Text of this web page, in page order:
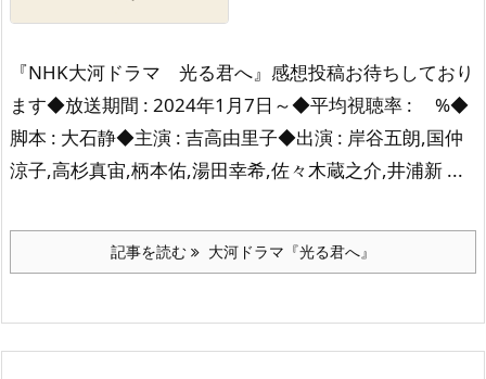
『NHK大河ドラマ 光る君へ』感想投稿お待ちしており
ます◆放送期間 : 2024年1月7日～◆平均視聴率 : %◆
脚本 : 大石静◆主演 : 吉高由里子◆出演 : 岸谷五朗,国仲
涼子,高杉真宙,柄本佑,湯田幸希,佐々木蔵之介,井浦新 ...
記事を読む 大河ドラマ『光る君へ』